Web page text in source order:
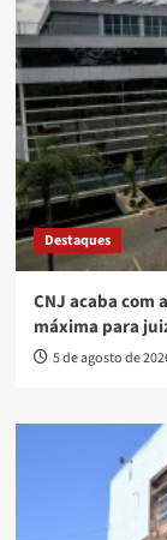
Destaques
CNJ acaba
máxima para
5 de agosto de